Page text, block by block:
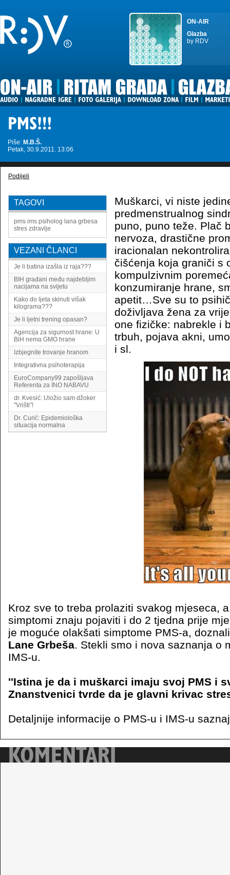
ON-AIR
Glazba
by RDV
Piše: M.B.Š.
Petak, 30.9.2011. 13:06
Podijeli
TAGOVI
pms ims psiholog lana grbesa
stres zdravlje
VEZANI ČLANCI
Je li batina izašla iz raja???
BIH građani među najdebljim
nacijama na svijetu
Kako do ljeta skinuti višak
kilograma???
Je li ljetni trening opasan?
Agencija za sigurnost hrane: U
BiH nema GMO hrane
Izbjegnite trovanje hranom
Integrativna psihoterapija
EuroCompany99 zapošljava
Referenta za INO NABAVU
dr. Kvesić: Uložio sam džoker
"Vrišti"!
Dr. Curić: Epidemiološka
situacija normalna
Muškarci, vi niste
predmenstrualnog
puno, puno teže. Plač
nervoza, drastične
iracionalan
čišćenja koja graniči s
kompulzivnim
konzumiranje hrane,
apetit…Sve su to
doživljava žena za
one fizičke: nabrekle i
trbuh, pojava akni,
i sl.
Kroz sve to treba prolaziti svakog mjeseca,
simptomi znaju pojaviti i do 2 tjedna prije
je moguće olakšati simptome PMS-a,
Lane Grbeša. Stekli smo i nova saznanja o
IMS-u.
''Istina je da i muškarci imaju svoj PMS i
Znanstvenici tvrde da je glavni krivac
Detaljnije informacije o PMS-u i IMS-u